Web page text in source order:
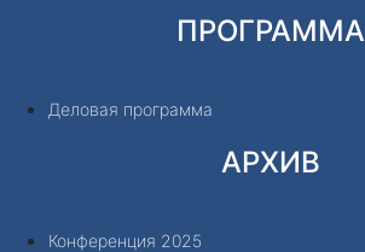
ПРОГРАММА
Деловая программа
АРХИВ
Конференция 2025